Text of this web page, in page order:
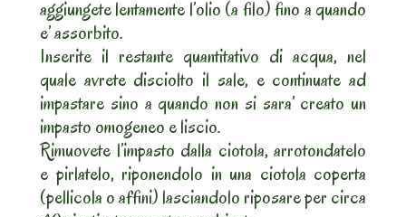
aggiungete lentamente l’olio (a filo) fino a quando
e’ assorbito.
Inserite il restante quantitativo di acqua, nel
quale avrete disciolto il sale, e continuate ad
impastare sino a quando non si sara’ creato un
impasto omogeneo e liscio.
Rimuovete l’impasto dalla ciotola, arrotondatelo
e pirlatelo, riponendolo in una ciotola coperta
(pellicola o affini) lasciandolo riposare per circa